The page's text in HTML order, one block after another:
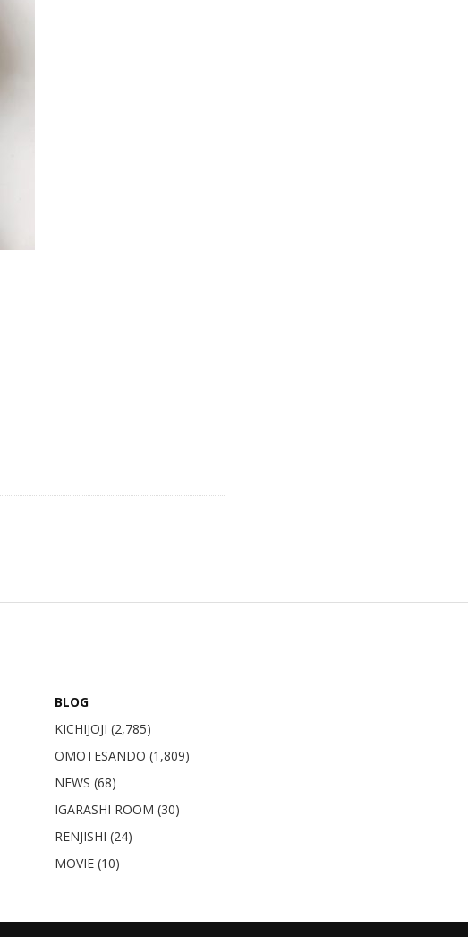
BLOG
KICHIJOJI (2,785)
OMOTESANDO (1,809)
NEWS (68)
IGARASHI ROOM (30)
RENJISHI (24)
MOVIE (10)